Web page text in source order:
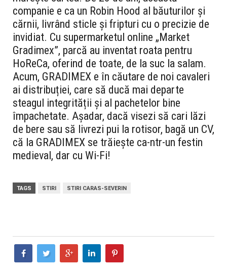
companie e ca un Robin Hood al băuturilor și
cărnii, livrând sticle și fripturi cu o precizie de
invidiat. Cu supermarketul online „Market
Gradimex”, parcă au inventat roata pentru
HoReCa, oferind de toate, de la suc la salam.
Acum, GRADIMEX e în căutare de noi cavaleri
ai distribuției, care să ducă mai departe
steagul integrității și al pachetelor bine
împachetate. Așadar, dacă visezi să cari lăzi
de bere sau să livrezi pui la rotisor, bagă un CV,
că la GRADIMEX se trăiește ca-ntr-un festin
medieval, dar cu Wi-Fi!
TAGS STIRI STIRI CARAS-SEVERIN